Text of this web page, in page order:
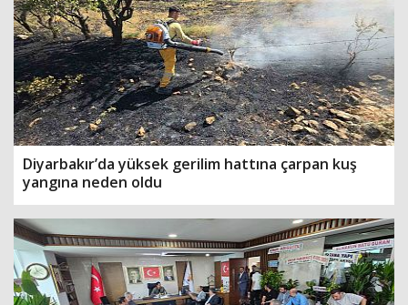
Diyarbakır’da yüksek gerilim hattına çarpan kuş
yangına neden oldu